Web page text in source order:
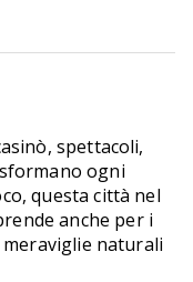
spettacoli,
ogni
questa città nel
anche per i
naturali